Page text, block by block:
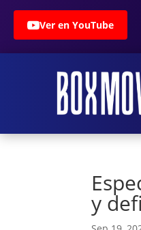
Ver en YouTube
y